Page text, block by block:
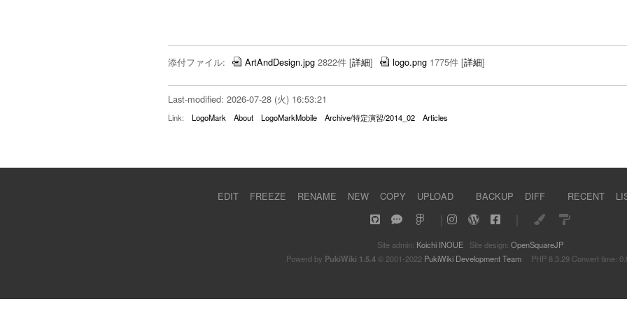
添付ファイル: ArtAndDesign.jpg 2822件 [詳細] logo.png 1775件 [詳細]
Last-modified: 2026-07-28 (火) 16:53:21
Link: LogoMark About LogoMarkMobile Archive/特定演習/2014_02 Articles
EDIT FREEZE RENAME NEW COPY UPLOAD BACKUP DIFF RECENT
Site admin: Koichi INOUE Site design: OpenSquareJP
Powerd by PukiWiki 1.5.4© 2001-2022 PukiWiki Development TeamPHP 8.3.29 Convert time: